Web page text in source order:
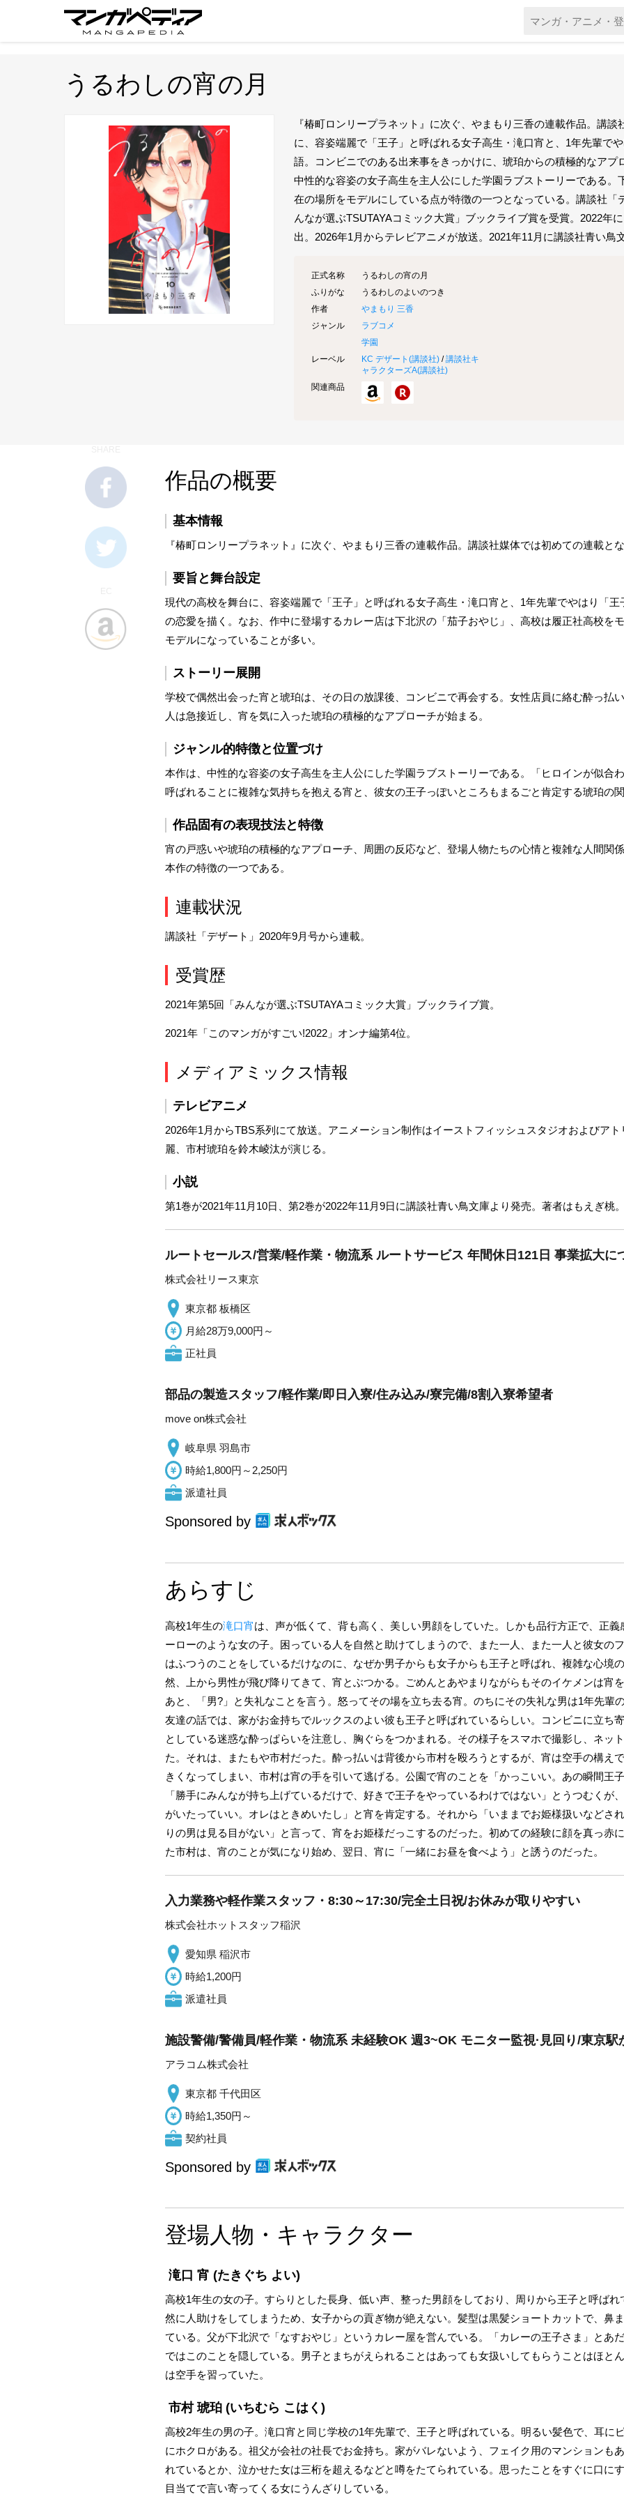
うるわしの宵の月
『椿町ロンリープラネット』に次ぐ、やまもり三香の連載作品。講
に、容姿端麗で「王子」と呼ばれる女子高生・滝口宵と、1年先輩で
語。コンビニでのある出来事をきっかけに、琥珀からの積極的なアプ
中性的な容姿の女子高生を主人公にした学園ラブストーリーである
在の場所をモデルにしている点が特徴の一つとなっている。講談社
んなが選ぶTSUTAYAコミック大賞」ブックライブ賞を受賞。2022年
出。2026年1月からテレビアニメが放送。2021年11月に講談社青い鳥
正式名称
うるわしの宵の月
ふりがな
うるわしのよいのつき
作者
やまもり 三香
ジャンル
ラブコメ
学園
レーベル
KC デザート(講談社) /講談社キ
ャラクターズA(講談社)
関連商品
作品の概要
基本情報
『椿町ロンリープラネット』に次ぐ、やまもり三香の連載作品。講談社媒体では初めての連載とな
要旨と舞台設定
現代の高校を舞台に、容姿端麗で「王子」と呼ばれる女子高生・滝口宵と、1年先輩でやはり「王
の恋愛を描く。なお、作中に登場するカレー店は下北沢の「茄子おやじ」、高校は履正社高校を
モデルになっていることが多い。
ストーリー展開
学校で偶然出会った宵と琥珀は、その日の放課後、コンビニで再会する。女性店員に絡む酔っ払
人は急接近し、宵を気に入った琥珀の積極的なアプローチが始まる。
ジャンル的特徴と位置づけ
本作は、中性的な容姿の女子高生を主人公にした学園ラブストーリーである。「ヒロインが似合
呼ばれることに複雑な気持ちを抱える宵と、彼女の王子っぽいところもまるごと肯定する琥珀の
作品固有の表現技法と特徴
宵の戸惑いや琥珀の積極的なアプローチ、周囲の反応など、登場人物たちの心情と複雑な人間関
本作の特徴の一つである。
連載状況
講談社「デザート」2020年9月号から連載。
受賞歴
2021年第5回「みんなが選ぶTSUTAYAコミック大賞」ブックライブ賞。
2021年「このマンガがすごい!2022」オンナ編第4位。
メディアミックス情報
テレビアニメ
2026年1月からTBS系列にて放送。アニメーション制作はイーストフィッシュスタジオおよびア
麗、市村琥珀を鈴木崚汰が演じる。
小説
第1巻が2021年11月10日、第2巻が2022年11月9日に講談社青い鳥文庫より発売。著者はもえぎ桃。
ルートセールス/営業/軽作業・物流系 ルートサービス 年間休日121日 事業拡大に
株式会社リース東京
東京都 板橋区
月給28万9,000円～
正社員
部品の製造スタッフ/軽作業/即日入寮/住み込み/寮完備/8割入寮希望者
move on株式会社
岐阜県 羽島市
時給1,800円～2,250円
派遣社員
Sponsored by
あらすじ
高校1年生の滝口宵は、声が低くて、背も高く、美しい男顔をしていた。しかも品行方正で、正義
ーローのような女の子。困っている人を自然と助けてしまうので、また一人、また一人と彼女の
はふつうのことをしているだけなのに、なぜか男子からも女子からも王子と呼ばれ、複雑な心境
然、上から男性が飛び降りてきて、宵とぶつかる。ごめんとあやまりながらもそのイケメンは宵
あと、「男?」と失礼なことを言う。怒ってその場を立ち去る宵。のちにその失礼な男は1年先輩
友達の話では、家がお金持ちでルックスのよい彼も王子と呼ばれているらしい。コンビニに立ち
としている迷惑な酔っぱらいを注意し、胸ぐらをつかまれる。その様子をスマホで撮影し、ネッ
た。それは、またもや市村だった。酔っ払いは背後から市村を殴ろうとするが、宵は空手の構え
きくなってしまい、市村は宵の手を引いて逃げる。公園で宵のことを「かっこいい。あの瞬間王
「勝手にみんなが持ち上げているだけで、好きで王子をやっているわけではない」とうつむくが
がいたっていい。オレはときめいたし」と宵を肯定する。それから「いままでお姫様扱いなどさ
りの男は見る目がない」と言って、宵をお姫様だっこするのだった。初めての経験に顔を真っ赤
た市村は、宵のことが気になり始め、翌日、宵に「一緒にお昼を食べよう」と誘うのだった。
入力業務や軽作業スタッフ・8:30～17:30/完全土日祝/お休みが取りやすい
株式会社ホットスタッフ稲沢
愛知県 稲沢市
時給1,200円
派遣社員
施設警備/警備員/軽作業・物流系 未経験OK 週3~OK モニター監視·見回り/東京駅
アラコム株式会社
東京都 千代田区
時給1,350円～
契約社員
Sponsored by
登場人物・キャラクター
滝口 宵 (たきぐち よい)
高校1年生の女の子。すらりとした長身、低い声、整った男顔をしており、周りから王子と呼ば
然に人助けをしてしまうため、女子からの貢ぎ物が絶えない。髪型は黒髪ショートカットで、鼻
ている。父が下北沢で「なすおやじ」というカレー屋を営んでいる。「カレーの王子さま」とあ
ではこのことを隠している。男子とまちがえられることはあっても女扱いしてもらうことはほと
は空手を習っていた。
市村 琥珀 (いちむら こはく)
高校2年生の男の子。滝口宵と同じ学校の1年先輩で、王子と呼ばれている。明るい髪色で、耳に
にホクロがある。祖父が会社の社長でお金持ち。家がバレないよう、フェイク用のマンションも
れているとか、泣かせた女は三桁を超えるなどと噂をたてられている。思ったことをすぐに口に
目当てで言い寄ってくる女にうんざりしている。